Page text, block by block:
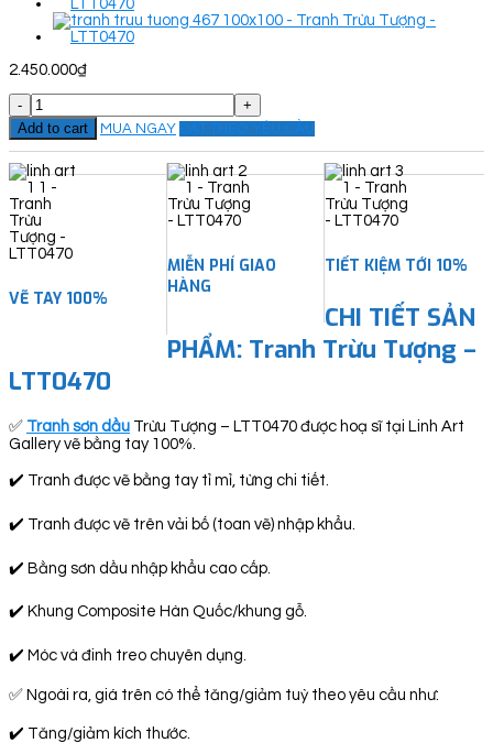
2.450.000₫
Tranh
Trừu
Tượng
-
LTT0470
quantity
Add to cart MUA NGAY ĐẶT THEO YÊU CẦU
VẼ TAY 100%
MIỄN PHÍ GIAO
HÀNG
TIẾT KIỆM TỚI 10%
CHI TIẾT SẢN
PHẨM: Tranh Trừu Tượng –
LTT0470
✅ Tranh sơn dầu Trừu Tượng – LTT0470 được hoạ sĩ tại Linh Art
Gallery vẽ bằng tay 100%.
✔️ Tranh được vẽ bằng tay tỉ mỉ, từng chi tiết.
✔️ Tranh được vẽ trên vải bố (toan vẽ) nhập khẩu.
✔️ Bằng sơn dầu nhập khẩu cao cấp.
✔️ Khung Composite Hàn Quốc/khung gỗ.
✔️ Móc và đinh treo chuyên dụng.
✅ Ngoài ra, giá trên có thể tăng/giảm tuỳ theo yêu cầu như:
✔️ Tăng/giảm kích thước.